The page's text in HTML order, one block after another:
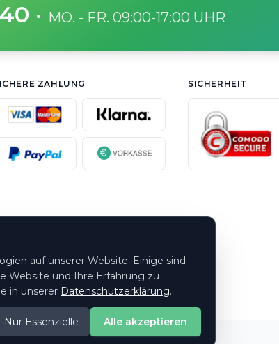
· MO. - FR. 09:00-17:00 UHR
ZAHLUNG SICHERHEIT
Rechte vorbehalten
auf unserer Website. Einige sind
Website und Ihre Erfahrung zu
in unserer Datenschutzerklärung.
Nur Essenzielle Alle akzeptieren